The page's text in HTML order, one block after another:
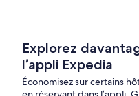
Explorez
l’appli Expedia
Économisez sur certains